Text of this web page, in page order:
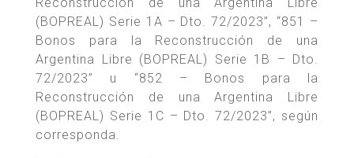
(BOPREAL) Serie 1A – Dto. 72/2023”, “851 –
Bonos para la Reconstrucción de una
Argentina Libre (BOPREAL) Serie 1B – Dto.
72/2023” u “852 – Bonos para la
Reconstrucción de una Argentina Libre
(BOPREAL) Serie 1C – Dto. 72/2023”, según
corresponda.